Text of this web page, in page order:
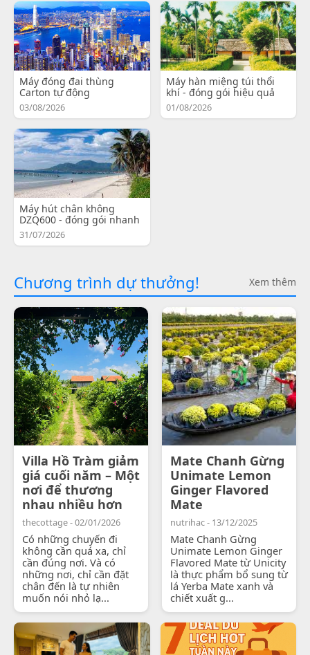
Máy đóng đai thùng
Carton tự động
03/08/2026
Máy hàn miệng túi thổi
khí - đóng gói hiệu quả
01/08/2026
Máy hút chân không
DZQ600 - đóng gói nhanh
31/07/2026
Chương trình dự thưởng! Xem thêm
Villa Hồ Tràm giảm
giá cuối năm – Một
nơi để thương
nhau nhiều hơn
thecottage - 02/01/2026
Có những chuyến đi
không cần quá xa, chỉ
cần đúng nơi. Và có
những nơi, chỉ cần đặt
chân đến là tự nhiên
muốn nói nhỏ lạ...
Mate Chanh Gừng
Unimate Lemon
Ginger Flavored
Mate
nutrihac - 13/12/2025
Mate Chanh Gừng
Unimate Lemon Ginger
Flavored Mate từ Unicity
là thực phẩm bổ sung từ
lá Yerba Mate xanh và
chiết xuất g...